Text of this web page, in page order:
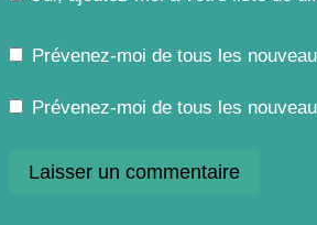
Prévenez-moi de tous les
Prévenez-moi de tous les